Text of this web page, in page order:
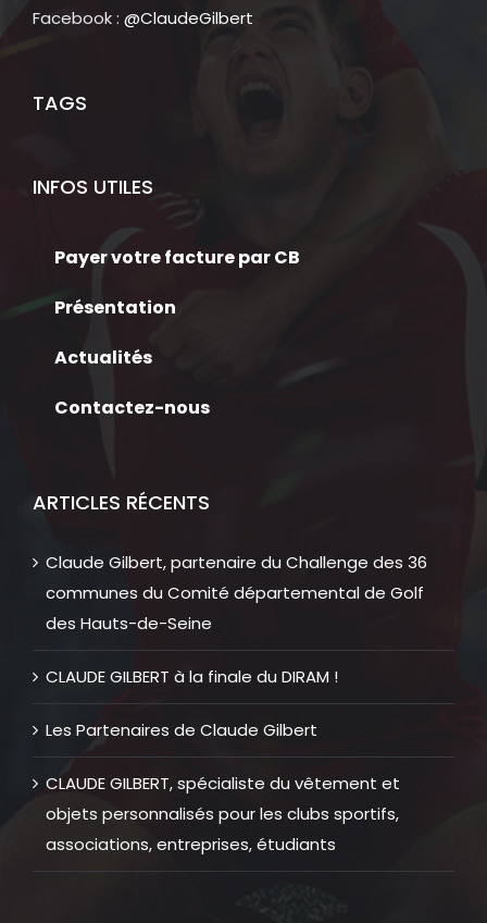
Facebook : @ClaudeGilbert
TAGS
INFOS UTILES
Payer votre facture par CB
Présentation
Actualités
Contactez-nous
ARTICLES RÉCENTS
Claude Gilbert, partenaire du Challenge des 36
communes du Comité départemental de Golf
des Hauts-de-Seine
CLAUDE GILBERT à la finale du DIRAM !
Les Partenaires de Claude Gilbert
CLAUDE GILBERT, spécialiste du vêtement et
objets personnalisés pour les clubs sportifs,
associations, entreprises, étudiants